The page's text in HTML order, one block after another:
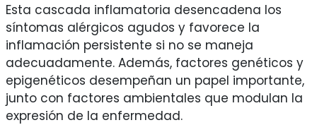
Esta cascada inflamatoria desencadena los
síntomas alérgicos agudos y favorece la
inflamación persistente si no se maneja
adecuadamente. Además, factores genéticos y
epigenéticos desempeñan un papel importante,
junto con factores ambientales que modulan la
expresión de la enfermedad.